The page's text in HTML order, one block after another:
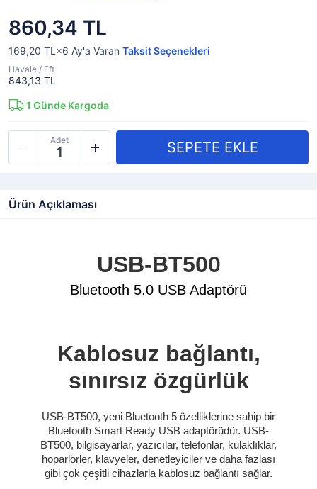
860,34 TL
169,20 TL×6 Ay'a Varan Taksit Seçenekleri
Havale / Eft
843,13 TL
1 Günde Kargoda
Adet
Ürün Açıklaması
USB-BT500
Bluetooth 5.0 USB Adaptörü
Kablosuz bağlantı,
sınırsız özgürlük
USB-BT500, yeni Bluetooth 5 özelliklerine sahip bir
Bluetooth Smart Ready USB adaptörüdür. USB-
BT500, bilgisayarlar, yazıcılar, telefonlar, kulaklıklar,
hoparlörler, klavyeler, denetleyiciler ve daha fazlası
gibi çok çeşitli cihazlarla kablosuz bağlantı sağlar.